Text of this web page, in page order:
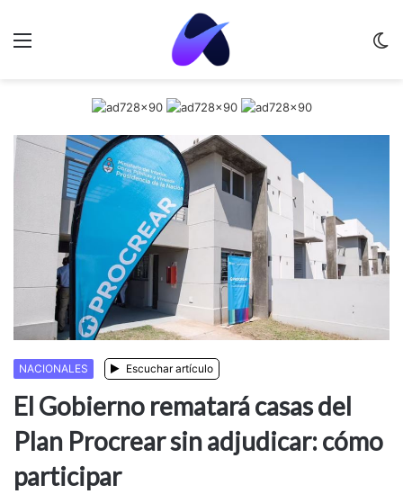
NACIONALES Escuchar artículo
El Gobierno rematará casas del
Plan Procrear sin adjudicar: cómo
participar